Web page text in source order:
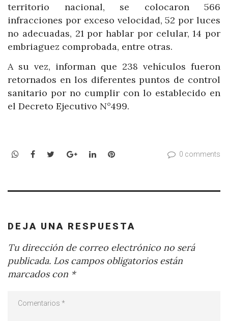
territorio nacional, se colocaron 566
infracciones por exceso velocidad, 52 por luces
no adecuadas, 21 por hablar por celular, 14 por
embriaguez comprobada, entre otras.
A su vez, informan que 238 vehículos fueron
retornados en los diferentes puntos de control
sanitario por no cumplir con lo establecido en
el Decreto Ejecutivo N°499.
WhatsApp
Facebook
TwitterGoogle+LinkedInPinterest 0 comments
DEJA UNA RESPUESTA
Tu dirección de correo electrónico no será
publicada. Los campos obligatorios están
marcados con *